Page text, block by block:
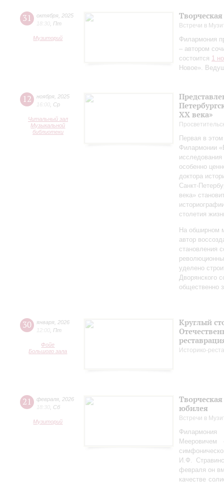
31 октября 2025
18:30 Пт
Музиторий
Встречи в
Филармония
– автором
состоится 1
Новое».
12 ноября 2025
16:00 Ср
Читальный зал
Музыкальной
библиотеки
ХХ века»
Первая в
Филармонии
особенно
доктора
века»
столетия
На обширном
автор
становления
уделено
Дворянского
общественно
30 января 2026
Пт
Фойе
Большого зала
Круглый
Историко-
21 февраля 2026
18:30
Сб
Музиторий
юбилея
Встречи в
Мееровичем
И.Ф.
февраля он
качестве